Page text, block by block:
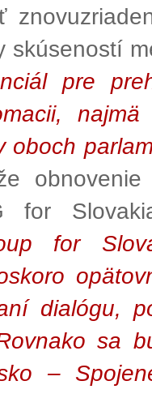
skúseností
pre
oboch
for
for
dialógu,
sa
–